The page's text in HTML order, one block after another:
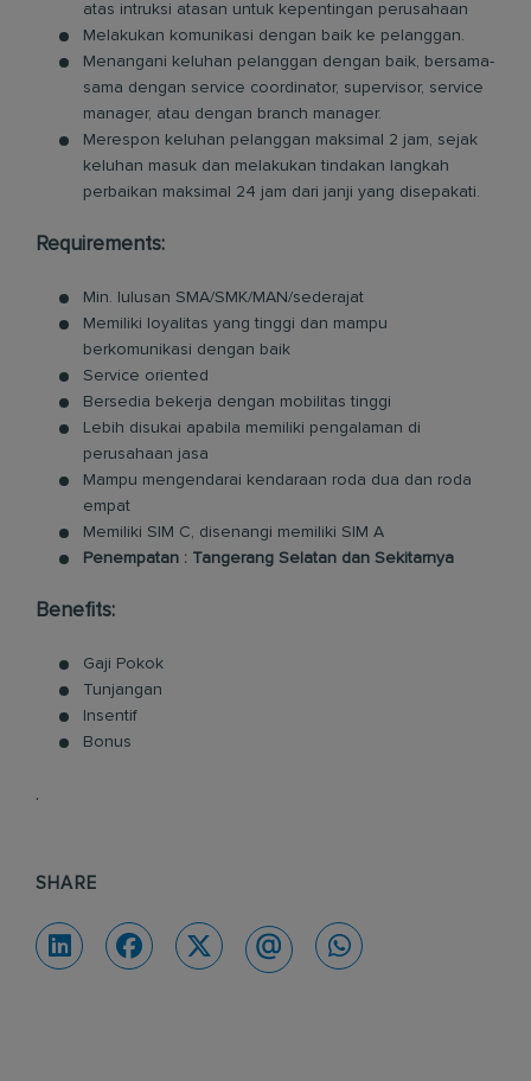
atas intruksi atasan untuk kepentingan perusahaan
Melakukan komunikasi dengan baik ke pelanggan.
Menangani keluhan pelanggan dengan baik, bersama-
sama dengan service coordinator, supervisor, service
manager, atau dengan branch manager.
Merespon keluhan pelanggan maksimal 2 jam, sejak
keluhan masuk dan melakukan tindakan langkah
perbaikan maksimal 24 jam dari janji yang disepakati.
Requirements:
Min. lulusan SMA/SMK/MAN/sederajat
Memiliki loyalitas yang tinggi dan mampu
berkomunikasi dengan baik
Service oriented
Bersedia bekerja dengan mobilitas tinggi
Lebih disukai apabila memiliki pengalaman di
perusahaan jasa
Mampu mengendarai kendaraan roda dua dan roda
empat
Memiliki SIM C, disenangi memiliki SIM A
Penempatan : Tangerang Selatan dan Sekitarnya
Benefits:
Gaji Pokok
Tunjangan
Insentif
Bonus
.
SHARE